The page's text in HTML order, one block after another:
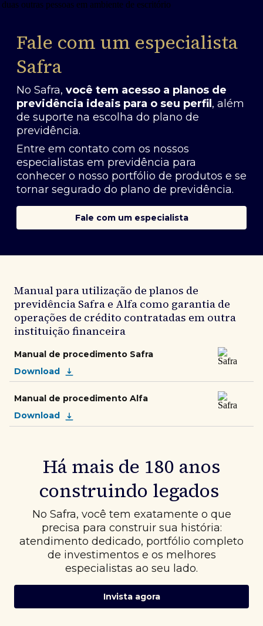
Fale com um especialista
Safra
No Safra, você tem acesso a planos de
previdência ideais para o seu perfil , além
de suporte na escolha do plano de
previdência.
Entre em contato com os nossos
especialistas em previdência para
conhecer o nosso portfólio de produtos e se
tornar segurado do plano de previdência.
Fale com um especialista
Manual para utilização de planos de
previdência Safra e Alfa como garantia de
operações de crédito contratadas em outra
instituição financeira
Manual de procedimento Safra
Download
Manual de procedimento Alfa
Download
Há mais de 180 anos
construindo legados
No Safra, você tem exatamente o que
precisa para construir sua história:
atendimento dedicado, portfólio completo
de investimentos e os melhores
especialistas ao seu lado.
Invista agora